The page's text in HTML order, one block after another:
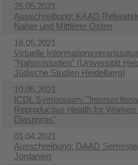
25.05.2021
Ausschreibung: ​KAAD
Naher und Mittlerer Osten
18.05.2021
Virtuelle
"Nahoststudien" (Universität
Jüdische Studien Heidelberg)
10.05.2021
ICDL Symposium:
Reproductive Health for
Diasporas"
01.04.2021
Ausschreibung: DAAD
Jordanien